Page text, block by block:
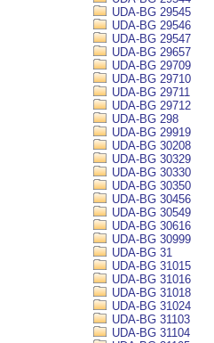
UDA-BG 29545
UDA-BG 29546
UDA-BG 29547
UDA-BG 29657
UDA-BG 29709
UDA-BG 29710
UDA-BG 29711
UDA-BG 29712
UDA-BG 298
UDA-BG 29919
UDA-BG 30208
UDA-BG 30329
UDA-BG 30330
UDA-BG 30350
UDA-BG 30456
UDA-BG 30549
UDA-BG 30616
UDA-BG 30999
UDA-BG 31
UDA-BG 31015
UDA-BG 31016
UDA-BG 31018
UDA-BG 31024
UDA-BG 31103
UDA-BG 31104